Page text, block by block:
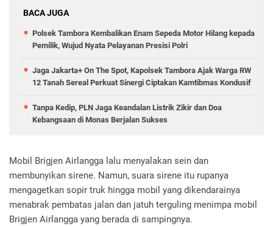
BACA JUGA
Polsek Tambora Kembalikan Enam Sepeda Motor Hilang kepada
Pemilik, Wujud Nyata Pelayanan Presisi Polri
Jaga Jakarta+ On The Spot, Kapolsek Tambora Ajak Warga RW
12 Tanah Sereal Perkuat Sinergi Ciptakan Kamtibmas Kondusif
Tanpa Kedip, PLN Jaga Keandalan Listrik Zikir dan Doa
Kebangsaan di Monas Berjalan Sukses
Mobil Brigjen Airlangga lalu menyalakan sein dan
membunyikan sirene. Namun, suara sirene itu rupanya
mengagetkan sopir truk hingga mobil yang dikendarainya
menabrak pembatas jalan dan jatuh terguling menimpa mobil
Brigjen Airlangga yang berada di sampingnya.